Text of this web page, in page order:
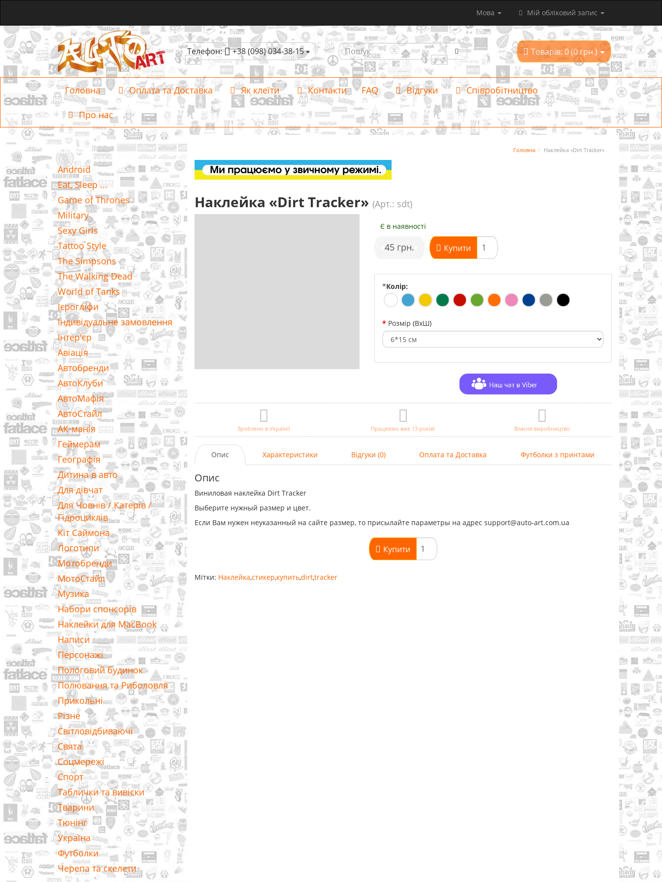
Мова Мій обліковий запис
Телефон: +38 (098) 034-38-15 Товарів: 0 (0 грн.)
Головна Оплата та Доставка Як клеїти Контакти FAQ Відгуки Співробітництво
Про нас
Категорії
Android
Eat, Sleep ...
Game of Thrones
Military
Sexy Girls
Tattoo Style
The Simpsons
The Walking Dead
World of Tanks
Ієрогліфи
Індивідуальне замовлення
Інтер'єр
Авіація
Автобренди
АвтоКлуби
АвтоМафія
АвтоСтайл
АК-манія
Геймерам
Географія
Дитина в авто
Для дівчат
Для Човнів / Катерів /
Гідроциклів
Кіт Саймона
Логотипи
Мотобренди
МотоСтайл
Музика
Набори спонсорів
Наклейки для MacBook
Написи
Персонажі
Пологовий будинок
Полювання та Риболовля
Прикольні
Різне
Світловідбиваючі
Свята
Соцмережі
Спорт
Таблички та вивіски
Тварини
Тюнінг
Україна
Футболки
Черепа та скелети
Головна Наклейка «Dirt Tracker»
Наклейка «Dirt Tracker» (Арт.: sdt)
Є в наявності
•45 грн. Купити
*Колір:
Розмір (ВхШ)
Зроблено в Україні! Працюємо вже 13 років! Власне виробництво
Опис Характеристики Відгуки (0) Оплата та Доставка Футболки з принтами
Опис
Виниловая наклейка Dirt Tracker
Выберите нужный размер и цвет.
Если Вам нужен неуказанный на сайте размер, то присылайте параметры на адрес support@auto-art.com.ua
Купити
Мітки: Наклейка,стикер,купить,dirt,tracker